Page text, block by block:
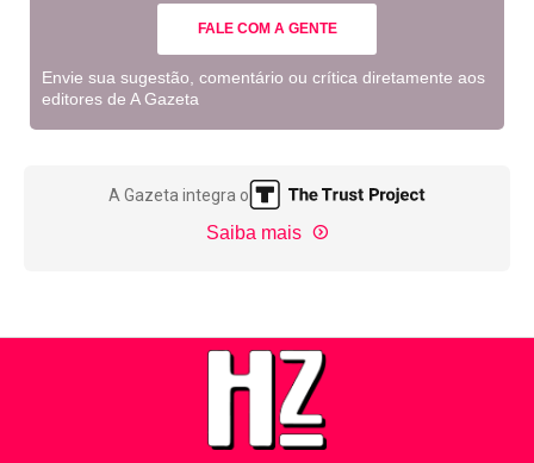
FALE COM A GENTE
Envie sua sugestão, comentário ou crítica diretamente aos
editores de A Gazeta
A Gazeta integra o
Saiba mais